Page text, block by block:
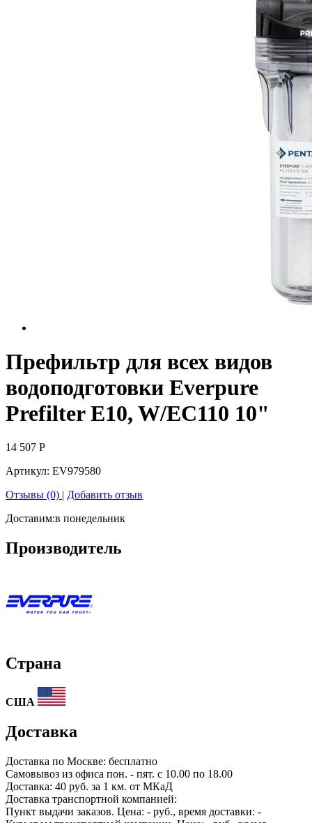
Префильтр для всех видов
водоподготовки Everpure
Prefilter E10, W/EC110 10"
14 507 Р
Артикул: EV979580
Отзывы (0) | Добавить отзыв
Доставим:в понедельник
Производитель
Страна
США
Доставка
Доставка по Москве: бесплатно
Самовывоз из офиса пон. - пят. с 10.00 по 18.00
Доставка: 40 руб. за 1 км. от МКаД
Доставка транспортной компанией:
Пункт выдачи заказов. Цена: - руб., время доставки: -